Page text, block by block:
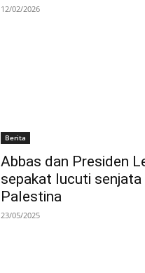
12/02/2026
Berita
Abbas dan Presiden
sepakat lucuti senjata
Palestina
23/05/2025